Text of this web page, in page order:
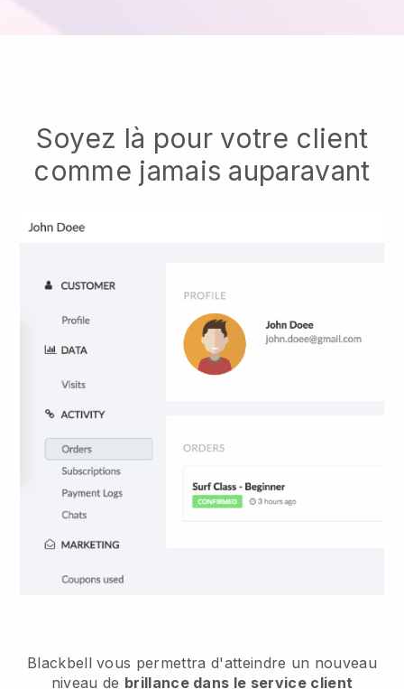
Soyez là pour votre client
comme jamais auparavant
Blackbell vous permettra d'atteindre un nouveau
niveau de brillance dans le service client